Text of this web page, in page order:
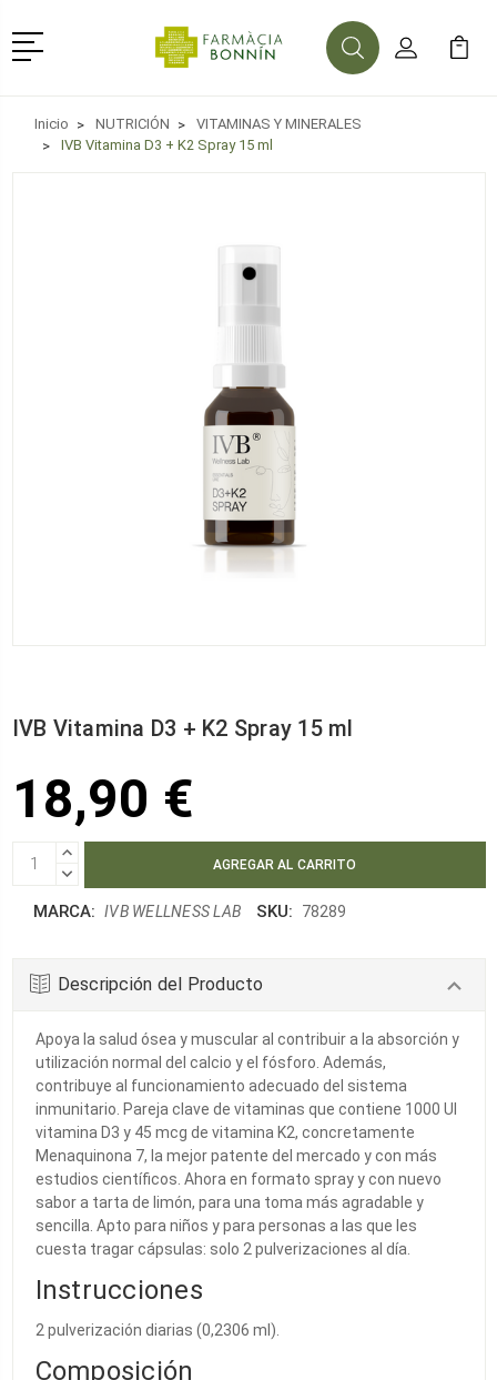
Menú
BuscarMi Cuenta
Mi
Inicio NUTRICIÓN
VITAMINAS Y MINERALES
IVB Vitamina D3 + K2 Spray 15 ml
IVB Vitamina D3 + K2 Spray 15 ml
18,90 €
AUMENTAR
CANTIDAD:
DISMINUIR
MARCA: IVB WELLNESS LAB SKU: 78289
Descripción del Producto
Apoya la salud ósea y muscular al contribuir a la absorción y
utilización normal del calcio y el fósforo. Además,
contribuye al funcionamiento adecuado del sistema
inmunitario. Pareja clave de vitaminas que contiene 1000 UI
vitamina D3 y 45 mcg de vitamina K2, concretamente
Menaquinona 7, la mejor patente del mercado y con más
estudios científicos. Ahora en formato spray y con nuevo
sabor a tarta de limón, para una toma más agradable y
sencilla. Apto para niños y para personas a las que les
cuesta tragar cápsulas: solo 2 pulverizaciones al día.
Instrucciones
2 pulverización diarias (0,2306 ml).
Composición